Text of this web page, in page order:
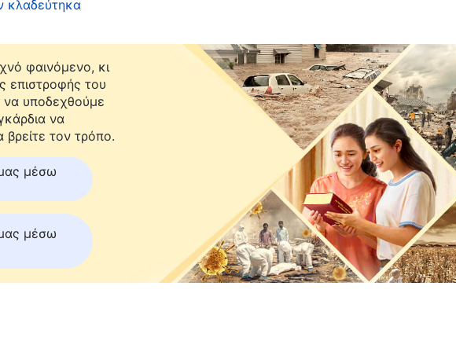
εκθέτουμε, να τους απαλλάσσουμε απ’ τα καθήκοντά τους ή να
Ρώτησα, λοιπόν, δύο αδελφές για τη συμπεριφορά που
πως η Σιάο Λι ήταν πολύ αλαζονική, ισχυρογνώμων και
πολύ η φήμη κι η θέση και πως, κάθε φορά που μιλούσε στις
γρήγορα, ενώ, αν αργούσαν ή δεν απαντούσαν, η Σιάο Λι
τις αδελφές, λέγοντας: «Αν σας ενοχλώ, απλώς να μου το
ξαναρωτήσω!» Κάτι τέτοιο έκανε τις αδελφές να νιώσουν πολύ
ρωτούσε η Σιάο Λι, οι αδελφές απαντούσαν γρήγορα, είτε
μήπως λυπήσουν τη Σιάο Λι και μήπως την κάνουν να ξεσπάσει
Είπε πως η Λι Μέι είχε υπερβολικές απαιτήσεις και πως δεν
κλαδεύτηκα
φαινόμενο, κι
επιστροφής του
να υποδεχθούμε
να
βρείτε τον τρόπο.
μέσω
μέσω